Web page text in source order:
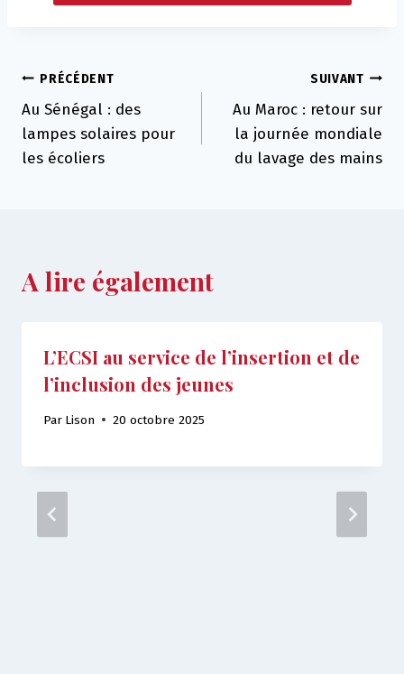
Navigation
de
l’article
PRÉCÉDENT
Au Sénégal : des
lampes solaires pour
les écoliers
SUIVANT
Au Maroc : retour sur
la journée mondiale
du lavage des mains
A lire également
L’ECSI au service de l’insertion et de
l’inclusion des jeunes
Par Lison 20 octobre 2025